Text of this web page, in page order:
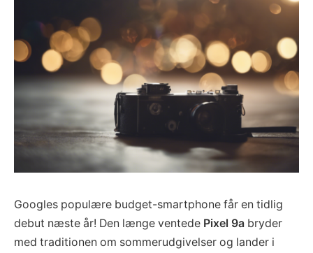
Googles populære budget-smartphone får en tidlig
debut næste år! Den længe ventede Pixel 9a bryder
med traditionen om sommerudgivelser og lander i